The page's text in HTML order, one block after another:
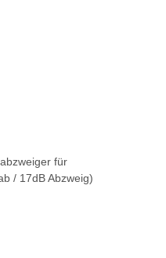
für
/ 17dB Abzweig)